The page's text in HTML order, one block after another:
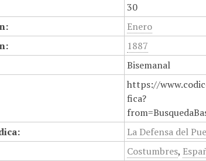
30
Enero
1887
Bisemanal
https://
fica?
La Defensa del
Costumbres,